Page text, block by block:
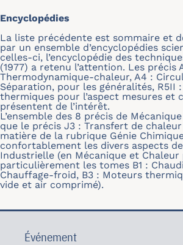
Encyclopédies
La liste précédente est sommaire et
par un ensemble d’encyclopédies
celles-ci, l’encyclopédie des
(1977) a retenu l’attention. Les précis
Thermodynamique-chaleur, A4 :
Séparation, pour les généralités, R5II
thermiques pour l’aspect mesures et
présentent de l’intérêt.
L’ensemble des 8 précis de
que le précis J3 : Transfert de
matière de la rubrique Génie
confortablement les divers aspects de
Industrielle (en Mécanique et Chaleur
particulièrement les tomes B1 :
Chauffage-froid, B3 : Moteurs
vide et air comprimé).
Événement